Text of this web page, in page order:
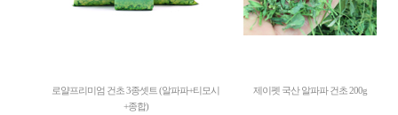
로얄프리미엄 건초 3종셋트 (알파파+티모시
+종합)
제이펫 국산 알파파 건초 200g